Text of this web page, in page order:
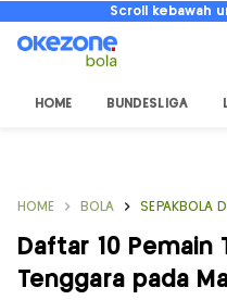
Scroll kebawah
HOME BUNDESLIGA
HOME BOLA SEPAKBOLA
Daftar 10 Pemain
Tenggara pada